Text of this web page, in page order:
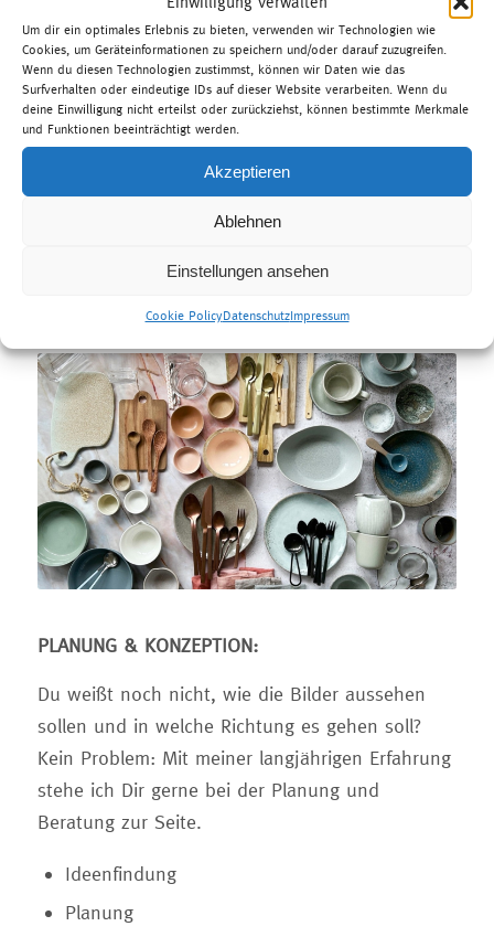
Um dir ein optimales Erlebnis zu bieten, verwenden wir Technologien wie
Cookies, um Geräteinformationen zu speichern und/oder darauf zuzugreifen.
Wenn du diesen Technologien zustimmst, können wir Daten wie das
Surfverhalten oder eindeutige IDs auf dieser Website verarbeiten. Wenn du
deine Einwilligung nicht erteilst oder zurückziehst, können bestimmte Merkmale
und Funktionen beeinträchtigt werden.
Akzeptieren
Ablehnen
Einstellungen ansehen
Cookie PolicyDatenschutzImpressum
PLANUNG & KONZEPTION:
Du weißt noch nicht, wie die Bilder aussehen
sollen und in welche Richtung es gehen soll?
Kein Problem: Mit meiner langjährigen Erfahrung
stehe ich Dir gerne bei der Planung und
Beratung zur Seite.
Ideenfindung
Planung